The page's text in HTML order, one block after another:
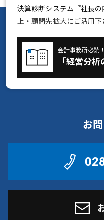
決算診断システム『社長の
上・顧問先拡大にご活用下
会計事務所必読
「経営分析
お